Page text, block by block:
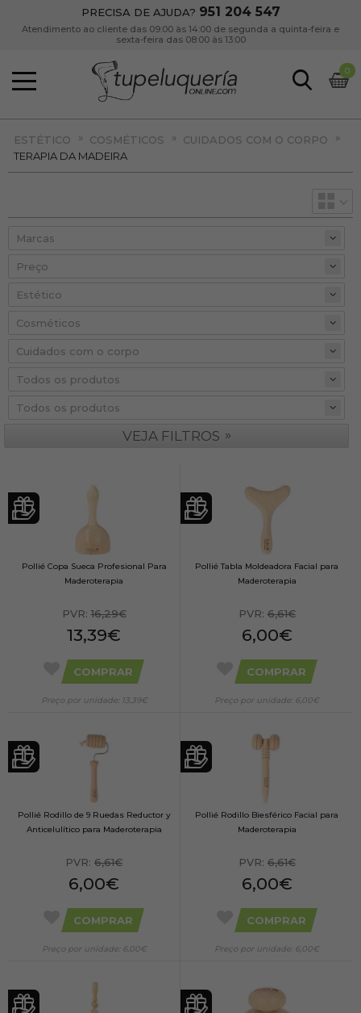
PRECISA DE AJUDA? 951 204 547
Atendimento ao cliente das 09:00 às 14:00 de segunda a quinta-feira e
sexta-feira das 08:00 às 13:00
0
ESTÉTICO » COSMÉTICOS » CUIDADOS COM O CORPO
»
TERAPIA DA MADEIRA
Preço
VEJA FILTROS »
Pollié Copa Sueca Profesional Para
Maderoterapia
PVR:16,29€
13,39€
COMPRAR
Preço por unidade: 13,39€
Pollié Tabla Moldeadora Facial para
Maderoterapia
PVR:6,61€
6,00€
COMPRAR
Preço por unidade: 6,00€
Pollié Rodillo de 9 Ruedas Reductor y
Anticelulítico para Maderoterapia
PVR: 6,61€
6,00€
COMPRAR
Preço por unidade: 6,00€
Pollié Rodillo Biesférico Facial para
Maderoterapia
PVR:6,61€
6,00€
COMPRAR
Preço por unidade: 6,00€